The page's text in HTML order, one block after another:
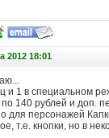
2012 18:01
и 1 в специальном
140 рублей и доп.
для персонажей
т.е. кнопки, но в